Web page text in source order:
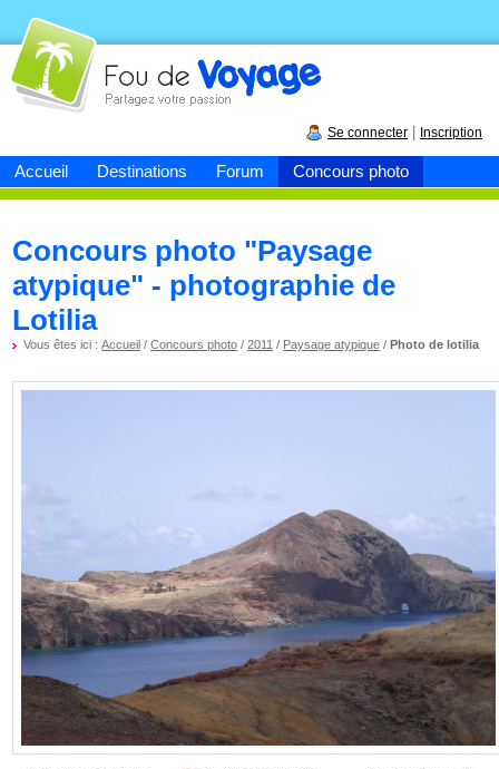
Accueil Destinations Forum Concours photo
Fou devoyage
Se connecter Inscription
Concours photo "Paysage
atypique" - photographie de
Lotilia
Vous êtes ici :Accueil /Concours photo /2011 / Paysage atypique /Photo de lotilia